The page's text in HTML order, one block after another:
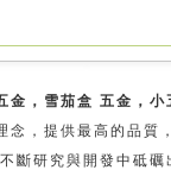
，雪茄盒 五金，
，提供最高的品質
斷研究與開發中砥